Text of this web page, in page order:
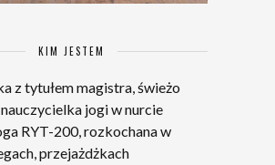
KIM JESTEM
z tytułem magistra, świeżo
jogi w nurcie
RYT-200, rozkochana w
przejażdżkach